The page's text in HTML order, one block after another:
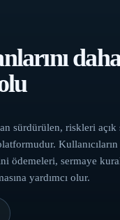
sürdürülen, riskleri
Kullanıcıların
ödemeleri, sermaye
yardımcı olur.